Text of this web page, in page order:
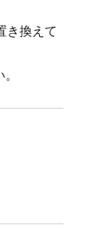
き換えて